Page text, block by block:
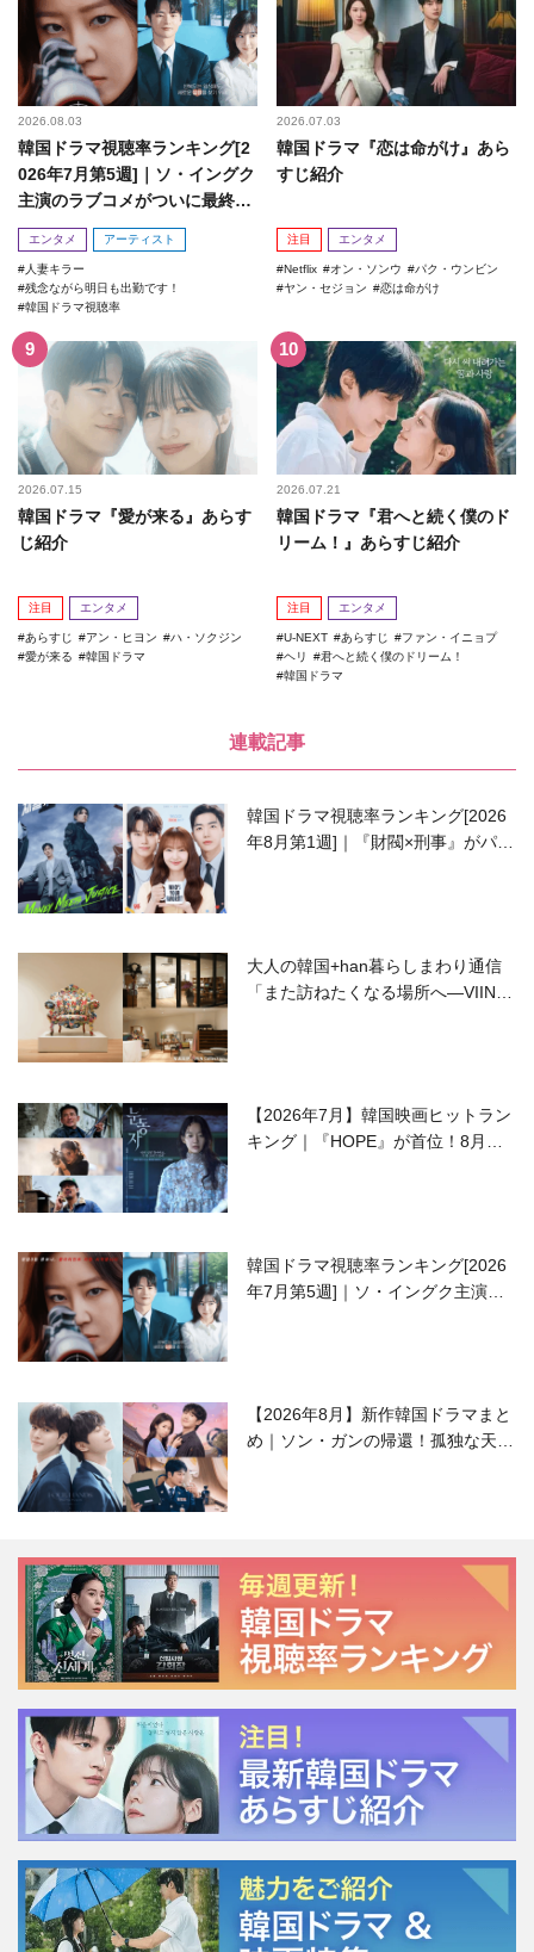
2026.08.03
韓国ドラマ視聴率ランキング[2
026年7月第5週]｜ソ・イングク
主演のラブコメがついに最終
回！
エンタメ アーティスト
人妻キラー
残念ながら明日も出勤です！
韓国ドラマ視聴率
2026.07.03
韓国ドラマ『恋は命がけ』あら
すじ紹介
注目 エンタメ
Netflix オン・ソンウ
パク・ウンビン
ヤン・セジョン
恋は命がけ
2026.07.15
韓国ドラマ『愛が来る』あらす
じ紹介
注目 エンタメ
あらすじ アン・ヒヨン
ハ・ソクジン
愛が来る
韓国ドラマ
2026.07.21
韓国ドラマ『君へと続く僕のド
リーム！』あらすじ紹介
注目 エンタメ
U-NEXT あらすじ
ファン・イニョプ
ヘリ
君へと続く僕のドリーム！
韓国ドラマ
連載記事
韓国ドラマ視聴率ランキング[2026
年8月第1週]｜『財閥×刑事』がパワ
大人の韓国+han暮らしまわり通信
「また訪ねたくなる場所へ―VIIN C
【2026年7月】韓国映画ヒットラン
キング｜『HOPE』が首位！8月公
韓国ドラマ視聴率ランキング[2026
年7月第5週]｜ソ・イングク主演の
【2026年8月】新作韓国ドラマまと
め｜ソン・ガンの帰還！孤独な天才